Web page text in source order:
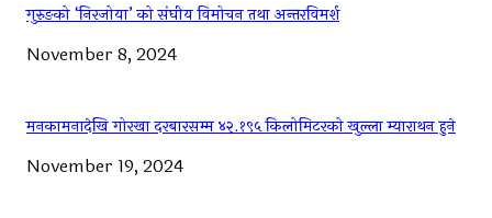
गुरुङको ‘निरजोया’ को संघीय विमोचन तथा अन्तरविमर्श
November 8, 2024
मनकामनादेखि गोरखा दरबारसम्म ४२.१९५ किलोमिटरको खुल्ला म्याराथन हुने
November 19, 2024